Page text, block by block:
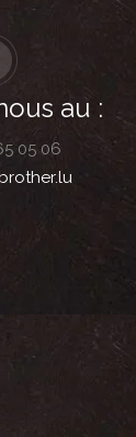
au :
05 06